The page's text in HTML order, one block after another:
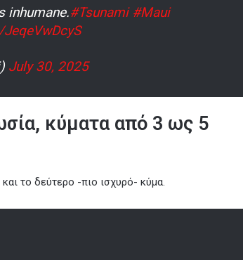
inhumane.#Tsunami #Maui
July 30, 2025
κύματα από 3 ως 5
το δεύτερο -πιο ισχυρό- κύμα.